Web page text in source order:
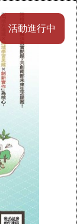
活動進行中